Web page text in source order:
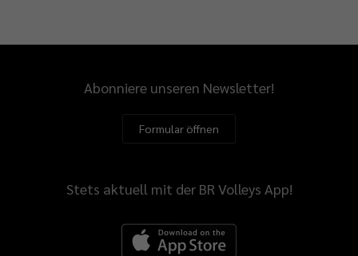
Abonniere unseren Newsletter!
Formular öffnen
Stets aktuell mit der BR Volleys App!